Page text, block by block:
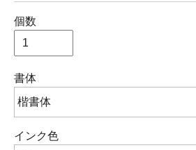
個数
書体
インク色